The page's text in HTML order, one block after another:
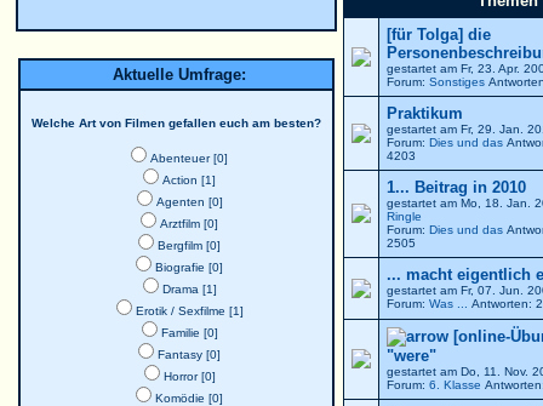
Aktuelle Umfrage:
Welche Art von Filmen gefallen euch am besten?
Abenteuer [0]
Action [1]
Agenten [0]
Arztfilm [0]
Bergfilm [0]
Biografie [0]
Drama [1]
Erotik / Sexfilme [1]
Familie [0]
Fantasy [0]
Horror [0]
Komödie [0]
[für Tolga] die
gestartet am Fr, 23. Apr.
Forum: Sonstiges
Praktikum
gestartet am Fr, 29. Jan.
Forum: Dies und das
4203
1... Beitrag in 2010
gestartet am Mo, 18. Jan.
Ringle
Forum: Dies und das
2505
... macht eigentlich
gestartet am Fr, 07. Jun.
Forum: Was ... Antworten:
[online-
"were"
gestartet am Do, 11. Nov.
Forum: 6. Klasse